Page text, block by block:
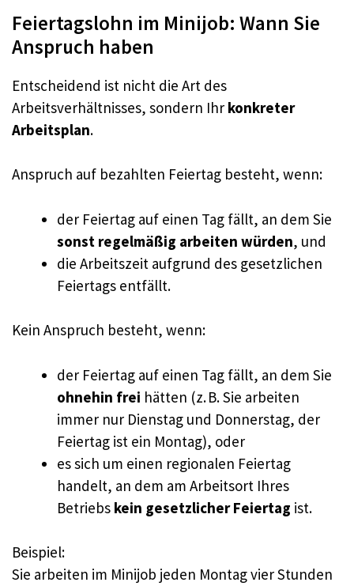
Feiertagslohn im Minijob: Wann Sie
Anspruch haben
Entscheidend ist nicht die Art des
Arbeitsverhältnisses, sondern Ihr konkreter
Arbeitsplan.
Anspruch auf bezahlten Feiertag besteht, wenn:
der Feiertag auf einen Tag fällt, an dem Sie
sonst regelmäßig arbeiten würden, und
die Arbeitszeit aufgrund des gesetzlichen
Feiertags entfällt.
Kein Anspruch besteht, wenn:
der Feiertag auf einen Tag fällt, an dem Sie
ohnehin frei hätten (z. B. Sie arbeiten
immer nur Dienstag und Donnerstag, der
Feiertag ist ein Montag), oder
es sich um einen regionalen Feiertag
handelt, an dem am Arbeitsort Ihres
Betriebs kein gesetzlicher Feiertag ist.
Beispiel:
Sie arbeiten im Minijob jeden Montag vier Stunden